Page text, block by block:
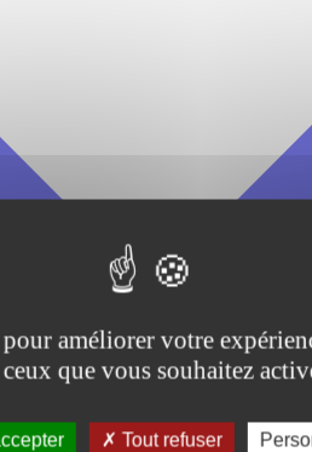
améliorer votre
que vous souhaitez
Tout refuser